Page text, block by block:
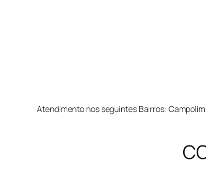
Atendimento nos seguintes Bairros: